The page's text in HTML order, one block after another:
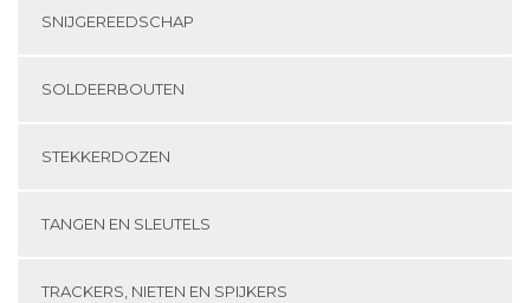
SNIJGEREEDSCHAP
SOLDEERBOUTEN
STEKKERDOZEN
TANGEN EN SLEUTELS
TRACKERS, NIETEN EN SPIJKERS